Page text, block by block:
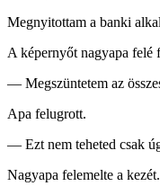
Megnyitottam a banki
A képernyőt nagyapa felé
— Megszüntetem az
Apa felugrott.
— Ezt nem teheted csak
Nagyapa felemelte a kezét.